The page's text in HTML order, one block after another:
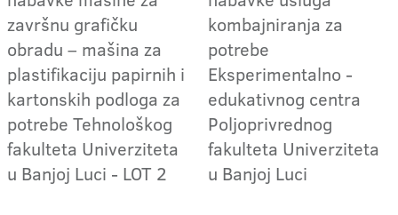
završnu grafičku
obradu – mašina za
plastifikaciju papirnih i
kartonskih podloga za
potrebe Tehnološkog
fakulteta Univerziteta
u Banjoj Luci - LOT 2
kombajniranja za
potrebe
Eksperimentalno -
edukativnog centra
Poljoprivrednog
fakulteta Univerziteta
u Banjoj Luci